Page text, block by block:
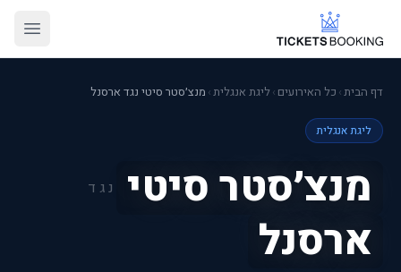
דף הבית› כל האירועים ›ליגת אנגלית› מנצ׳סטר סיטי נגד ארסנל
ליגת אנגלית
מנצ׳סטר סיטי נגד
ארסנל